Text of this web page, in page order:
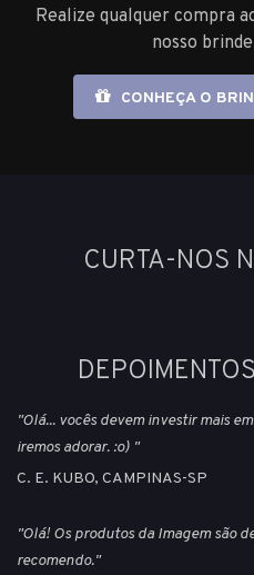
Realize qualquer compra
nosso
CONHEÇA O
CURTA-NOS
"Olá... vocês devem investir mais
iremos adorar. :o) "
C. E. KUBO, CAMPINAS-SP
"Olá! Os produtos da Imagem são
recomendo."